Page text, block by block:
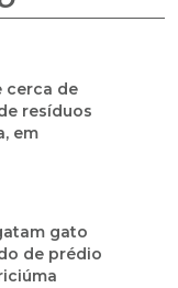
cerca de
resíduos
em
gato
de prédio